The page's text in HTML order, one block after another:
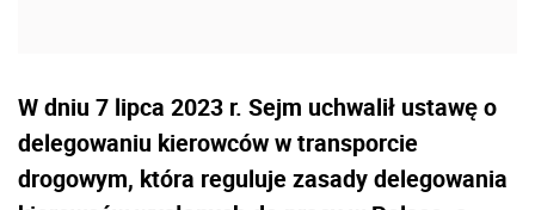
W dniu 7 lipca 2023 r. Sejm uchwalił ustawę o
delegowaniu kierowców w transporcie
drogowym, która reguluje zasady delegowania